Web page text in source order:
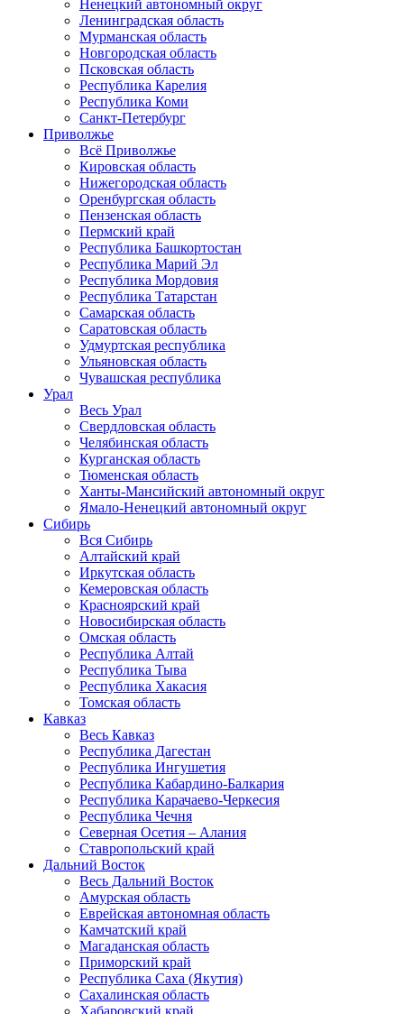
Ненецкий автономный округ
Ленинградская область
Мурманская область
Новгородская область
Псковская область
Республика Карелия
Республика Коми
Санкт-Петербург
Приволжье
Всё Приволжье
Кировская область
Нижегородская область
Оренбургская область
Пензенская область
Пермский край
Республика Башкортостан
Республика Марий Эл
Республика Мордовия
Республика Татарстан
Самарская область
Саратовская область
Удмуртская республика
Ульяновская область
Чувашская республика
Урал
Весь Урал
Свердловская область
Челябинская область
Курганская область
Тюменская область
Ханты-Мансийский автономный округ
Ямало-Ненецкий автономный округ
Сибирь
Вся Сибирь
Алтайский край
Иркутская область
Кемеровская область
Красноярский край
Новосибирская область
Омская область
Республика Алтай
Республика Тыва
Республика Хакасия
Томская область
Кавказ
Весь Кавказ
Республика Дагестан
Республика Ингушетия
Республика Кабардино-Балкария
Республика Карачаево-Черкесия
Республика Чечня
Северная Осетия – Алания
Ставропольский край
Дальний Восток
Весь Дальний Восток
Амурская область
Еврейская автономная область
Камчатский край
Магаданская область
Приморский край
Республика Саха (Якутия)
Сахалинская область
Хабаровский край